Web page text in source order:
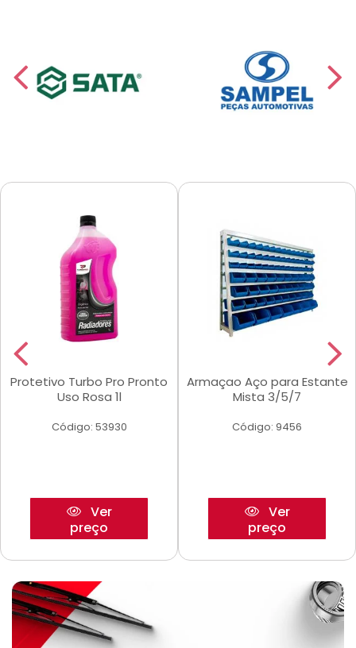
Protetivo Turbo Pro Pronto
Uso Rosa 1l
Código: 53930
Ver
preço
Armaçao Aço para Estante
Mista 3/5/7
Código: 9456
Ver
preço